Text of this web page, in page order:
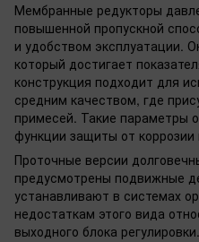
Мембранные редукторы
повышенной пропускной
и удобством эксплуатации.
который достигает
конструкция подходит для
средним качеством, где
примесей. Такие параметры
функции защиты от коррозии
Проточные версии
предусмотрены подвижные
устанавливают в системах
недостаткам этого вида
выходного блока регулировки.